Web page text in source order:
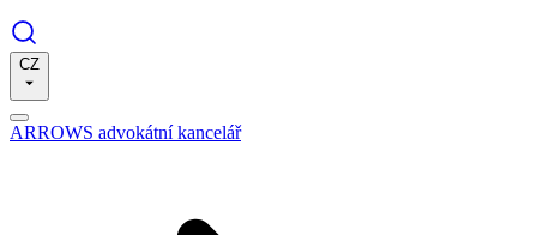
CZ
ARROWS advokátní kancelář